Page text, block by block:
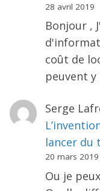
28 avril 2019
Bonjour ,
coût de
peuvent
Serge
lancer du
20 mars 2019
Ou je